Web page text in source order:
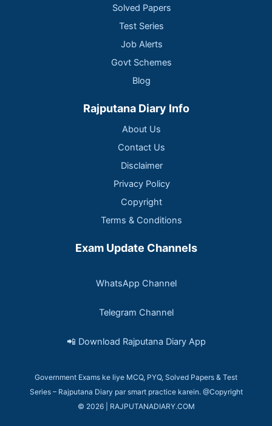
Solved Papers
Test Series
Job Alerts
Govt Schemes
Blog
Rajputana Diary Info
About Us
Contact Us
Disclaimer
Privacy Policy
Copyright
Terms & Conditions
Exam Update Channels
WhatsApp Channel
Telegram Channel
📲 Download Rajputana Diary App
Government Exams ke liye MCQ, PYQ, Solved Papers & Test
Series – Rajputana Diary par smart practice karein. @Copyright
© 2026 | RAJPUTANADIARY.COM